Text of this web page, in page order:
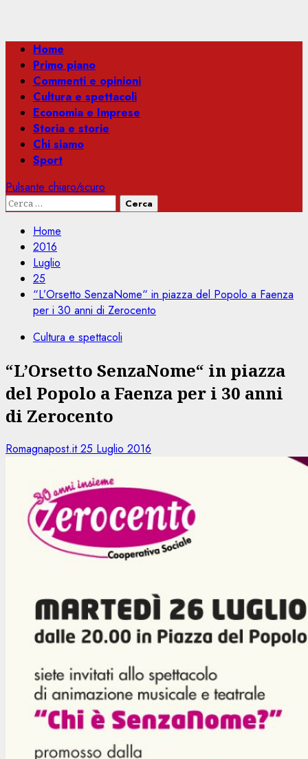
Menu
principale
Home
Primo piano
Commenti e opinioni
Cultura e spettacoli
Economia e Imprese
Storia e storie
Chi siamo
Sport
Pulsante chiaro/scuro
Ricerca
Home
2016
Luglio
25
“L’Orsetto SenzaNome“ in piazza del Popolo a Faenza
per i 30 anni di Zerocento
Cultura e spettacoli
“L’Orsetto SenzaNome“ in piazza
del Popolo a Faenza per i 30 anni
di Zerocento
Romagnapost.it25 Luglio 2016